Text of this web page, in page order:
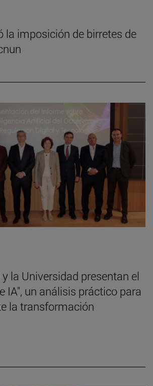
la imposición de birretes de
la Universidad presentan el
IA", un análisis práctico para
la transformación